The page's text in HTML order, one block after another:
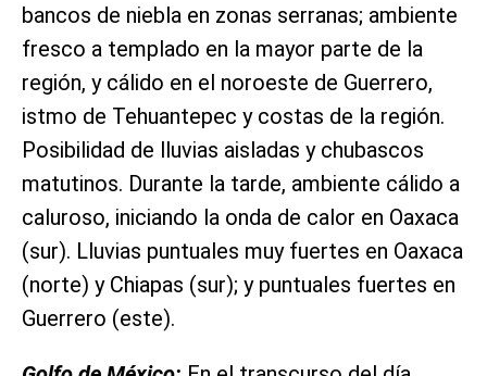
bancos de niebla en zonas serranas; ambiente
fresco a templado en la mayor parte de la
región, y cálido en el noroeste de Guerrero,
istmo de Tehuantepec y costas de la región.
Posibilidad de lluvias aisladas y chubascos
matutinos. Durante la tarde, ambiente cálido a
caluroso, iniciando la onda de calor en Oaxaca
(sur). Lluvias puntuales muy fuertes en Oaxaca
(norte) y Chiapas (sur); y puntuales fuertes en
Guerrero (este).